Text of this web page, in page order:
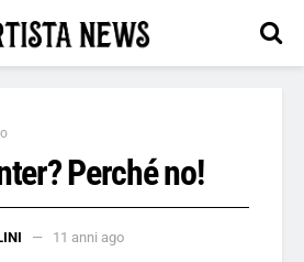
Perché no!
11 anni ago